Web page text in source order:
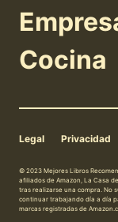
Cocina
Legal Privacidad
© 2023 Mejores Libros
afiliados de Amazon, La Casa
tras realizarse una compra. No
continuar trabajando día a día
marcas registradas de